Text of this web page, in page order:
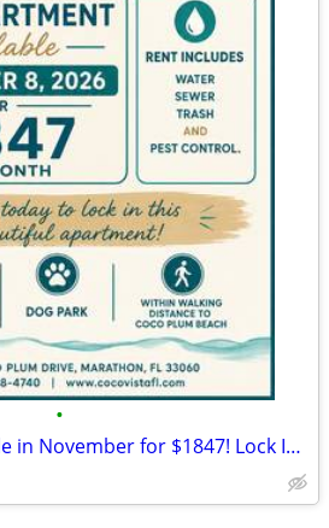
•
2/2 Bedroom Available in November for $1847! Lock In Today!